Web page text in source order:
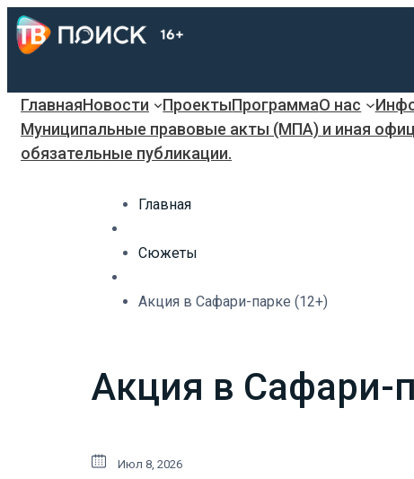
ГлавнаяНовости ПроектыПрограммаО нас
Муниципальные правовые акты (МПА) и иная
обязательные публикации.
Главная
Сюжеты
Акция в Сафари-парке (12+)
Акция в Сафари-
Июл 8, 2026